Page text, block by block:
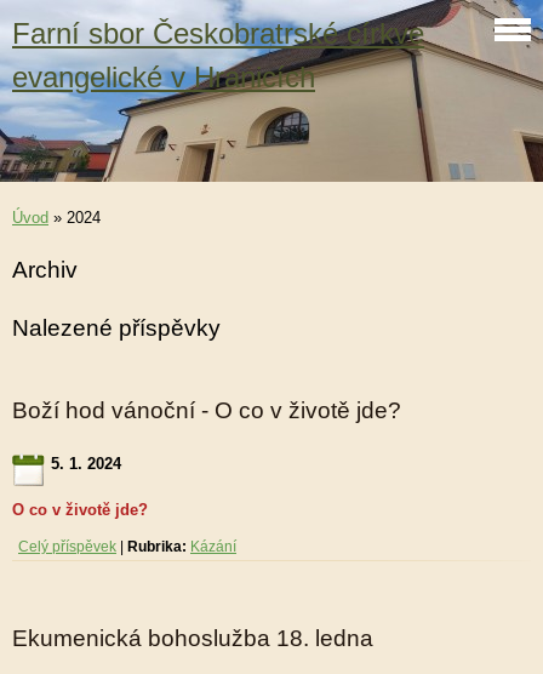
Farní sbor Českobratrské církve
evangelické v Hranicích
Úvod » 2024
Archiv
Nalezené příspěvky
Boží hod vánoční - O co v životě jde?
5. 1. 2024
O co v životě jde?
Celý příspěvek Rubrika: Kázání
Ekumenická bohoslužba 18. ledna